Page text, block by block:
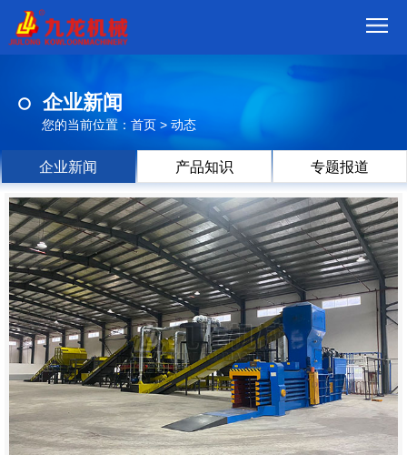
品
视
频
现
场
方
案
动
态联
系
郑
州
市
企业新闻
您的当前位置： 首页 > 动态
企业新闻 产品知识 专题报道